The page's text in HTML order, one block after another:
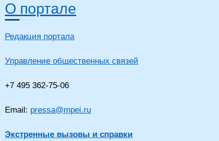
О портале
Редакция портала
Управление общественных связей
+7 495 362-75-06
Email: pressa@mpei.ru
Экстренные вызовы и справки